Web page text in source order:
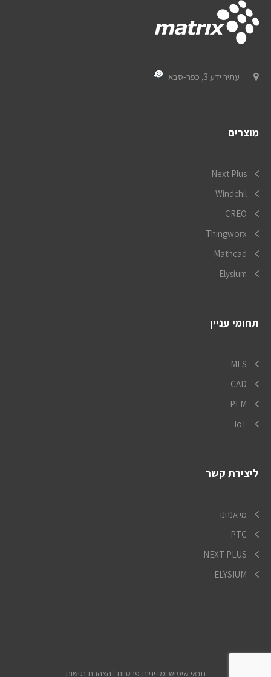
עתיר ידע 3, כפר-סבא
מוצרים
Next Plus
Windchil
CREO
Thingworx
Mathcad
Elysium
תחומי עניין
MES
CAD
PLM
IoT
ליצירת קשר
מי אנחנו
PTC
NEXT PLUS
ELYSIUM
תנאי שימוש ומדיניות פרטיות | הצהרת נגישות